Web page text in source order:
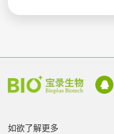
如欲了解更多